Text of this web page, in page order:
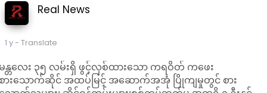
Real News
1 y- Translate
န္တလေး ၃၅ လမ်းရှိ ဖွင့်လှစ်ထားသော ကရဝိတ် ကဖေး
ားသောက်ဆိုင် အထပ်မြင့် အဆောက်အအုံ ပြိုကျမှုတွင် စား